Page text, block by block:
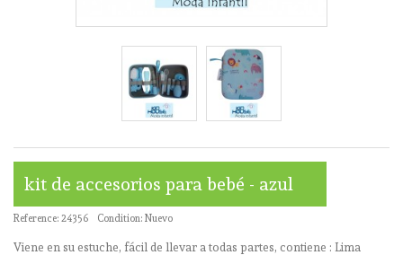
kit de accesorios para bebé - azul
Reference: 24356 Condition: Nuevo
Viene en su estuche, fácil de llevar a todas partes, contiene : Lima